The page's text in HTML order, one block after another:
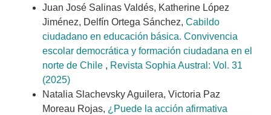
Juan José Salinas Valdés, Katherine López
Jiménez, Delfín Ortega Sánchez, Cabildo
ciudadano en educación básica. Convivencia
escolar democrática y formación ciudadana en el
norte de Chile , Revista Sophia Austral: Vol. 31
(2025)
Natalia Slachevsky Aguilera, Victoria Paz
Moreau Rojas, ¿Puede la acción afirmativa